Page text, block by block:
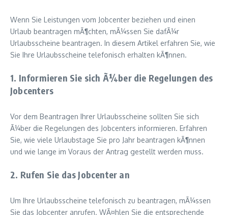
Wenn Sie Leistungen vom Jobcenter beziehen und einen
Urlaub beantragen mÃ¶chten, mÃ¼ssen Sie dafÃ¼r
Urlaubsscheine beantragen. In diesem Artikel erfahren Sie, wie
Sie Ihre Urlaubsscheine telefonisch erhalten kÃ¶nnen.
1. Informieren Sie sich Ã¼ber die Regelungen des
Jobcenters
Vor dem Beantragen Ihrer Urlaubsscheine sollten Sie sich
Ã¼ber die Regelungen des Jobcenters informieren. Erfahren
Sie, wie viele Urlaubstage Sie pro Jahr beantragen kÃ¶nnen
und wie lange im Voraus der Antrag gestellt werden muss.
2. Rufen Sie das Jobcenter an
Um Ihre Urlaubsscheine telefonisch zu beantragen, mÃ¼ssen
Sie das Jobcenter anrufen. WÃ¤hlen Sie die entsprechende